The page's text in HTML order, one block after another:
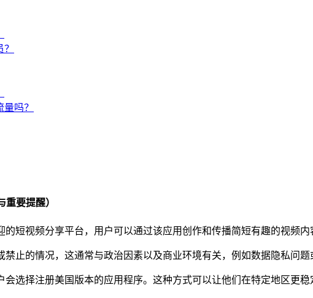
吗？
要提醒）
短视频分享平台，用户可以通过该应用创作和传播简短有趣的视频内
止的情况，这通常与政治因素以及商业环境有关，例如数据隐私问题
选择注册美国版本的应用程序。这种方式可以让他们在特定地区更稳